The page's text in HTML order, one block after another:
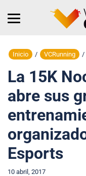
Inicio / VCRunning /
La 15K
abre sus
Esports
10 abril, 2017